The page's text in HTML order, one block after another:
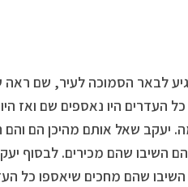
לבאר הסמוכה לעיר, שם
העדרים היו נאספים שם ואז
יעקב שאל אותם מהיכן הם
השיבו שהם מכירים. לבסוף
שהם מחכים שיאספו כל